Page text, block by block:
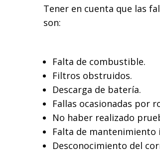
Tener en cuenta que las
son:
Falta de combustible.
Filtros obstruidos.
Descarga de batería.
Fallas ocasionadas por
No haber realizado
Falta de mantenimiento
Desconocimiento del